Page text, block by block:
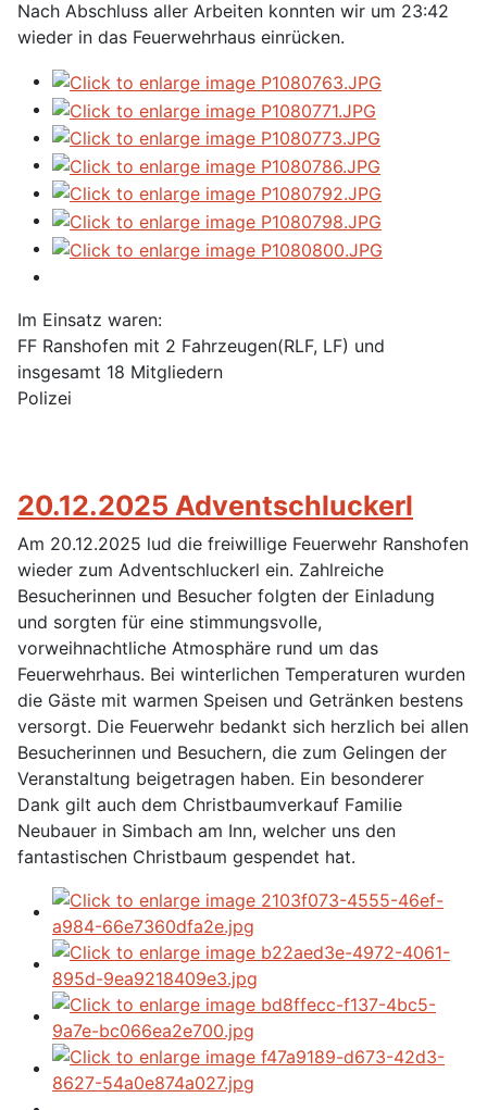
Nach Abschluss aller Arbeiten konnten wir um 23:42
wieder in das Feuerwehrhaus einrücken.
Im Einsatz waren:
FF Ranshofen mit 2 Fahrzeugen(RLF, LF) und
insgesamt 18 Mitgliedern
Polizei
20.12.2025 Adventschluckerl
Am 20.12.2025 lud die freiwillige Feuerwehr Ranshofen
wieder zum Adventschluckerl ein. Zahlreiche
Besucherinnen und Besucher folgten der Einladung
und sorgten für eine stimmungsvolle,
vorweihnachtliche Atmosphäre rund um das
Feuerwehrhaus. Bei winterlichen Temperaturen wurden
die Gäste mit warmen Speisen und Getränken bestens
versorgt. Die Feuerwehr bedankt sich herzlich bei allen
Besucherinnen und Besuchern, die zum Gelingen der
Veranstaltung beigetragen haben. Ein besonderer
Dank gilt auch dem Christbaumverkauf Familie
Neubauer in Simbach am Inn, welcher uns den
fantastischen Christbaum gespendet hat.